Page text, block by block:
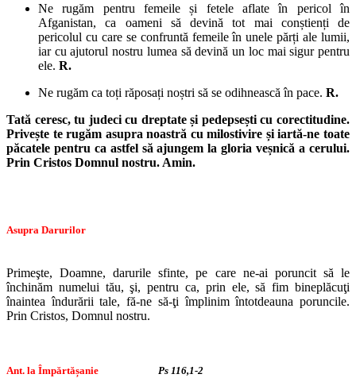
Ne rugăm pentru femeile și fetele aflate în pericol în
Afganistan, ca oameni să devină tot mai conștienți de
pericolul cu care se confruntă femeile în unele părți ale lumii,
iar cu ajutorul nostru lumea să devină un loc mai sigur pentru
ele. R.
Ne rugăm ca toți răposați noștri să se odihnească în pace. R.
Tată ceresc, tu judeci cu dreptate și pedepsești cu corectitudine.
Privește te rugăm asupra noastră cu milostivire și iartă-ne toate
păcatele pentru ca astfel să ajungem la gloria veșnică a cerului.
Prin Cristos Domnul nostru. Amin.
Asupra Darurilor
Primeşte, Doamne, darurile sfinte, pe care ne-ai poruncit să le
închinăm numelui tău, şi, pentru ca, prin ele, să fim bineplăcuţi
înaintea îndurării tale, fă-ne să-ţi împlinim întotdeauna poruncile.
Prin Cristos, Domnul nostru.
Ant. la Împărtășanie Ps 116,1-2